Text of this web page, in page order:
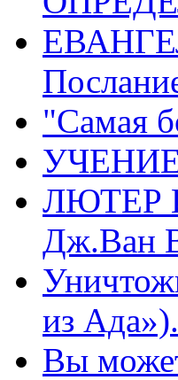
"Самая
ЛЮТЕР
Дж.Ван
из
Вы